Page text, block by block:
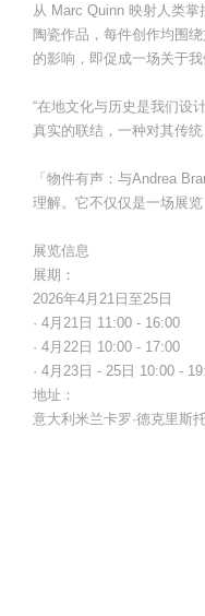
从 Marc Quinn 映射人类
陶瓷作品，每件创作均围
的影响，即促成一场关于
“在地文化与历史是我们设
真实的联结，一种对其传
「物件有声：与Andrea
理解。它不仅仅是一场展
展览信息
展期：
2026年4月21日至25日
· 4月21日 11:00 - 16:00
· 4月22日 10:00 - 17:00
· 4月23日 - 25日 10:00 -
地址：
意大利米兰卡罗·德克里斯